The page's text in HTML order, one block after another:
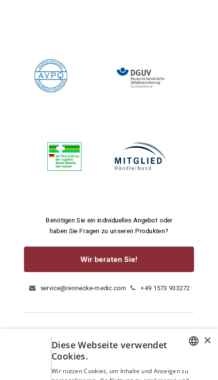
Benötigen Sie ein individuelles Angebot oder
haben Sie Fragen zu unseren Produkten?
Wir beraten Sie!
service@rennecke-medic.com +49 1573 933272
×
Diese Webseite verwendet
Cookies.
Wir nutzen Cookies, um Inhalte und Anzeigen zu